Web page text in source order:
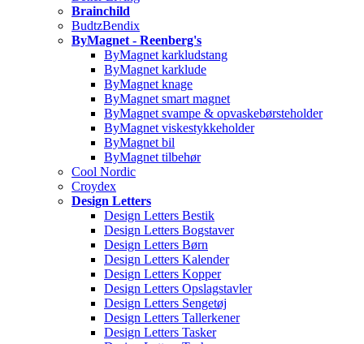
Brainchild
BudtzBendix
ByMagnet - Reenberg's
ByMagnet karkludstang
ByMagnet karklude
ByMagnet knage
ByMagnet smart magnet
ByMagnet svampe & opvaskebørsteholder
ByMagnet viskestykkeholder
ByMagnet bil
ByMagnet tilbehør
Cool Nordic
Croydex
Design Letters
Design Letters Bestik
Design Letters Bogstaver
Design Letters Børn
Design Letters Kalender
Design Letters Kopper
Design Letters Opslagstavler
Design Letters Sengetøj
Design Letters Tallerkener
Design Letters Tasker